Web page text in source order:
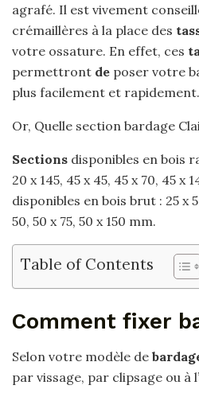
agrafé. Il est vivement
crémaillères à la place des
votre ossature. En effet, ces
permettront de poser votre
plus facilement et rapidement.
Or, Quelle section bardage
Sections disponibles en bois
20 x 145, 45 x 45, 45 x 70, 45 x
disponibles en bois brut : 25 x
50, 50 x 75, 50 x 150 mm.
Table of Contents
Comment fixer
Selon votre modèle de
par vissage, par clipsage ou à